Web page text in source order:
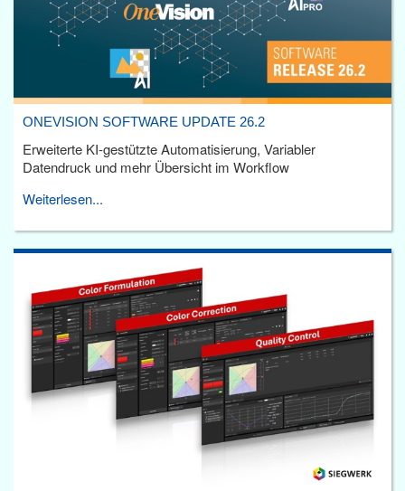
ONEVISION SOFTWARE UPDATE 26.2
Erweiterte KI-gestützte Automatisierung, Variabler
Datendruck und mehr Übersicht im Workflow
Weiterlesen...